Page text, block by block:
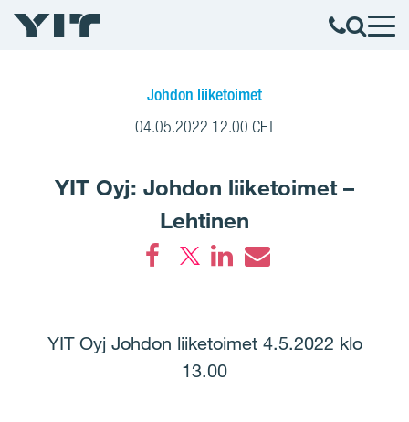
Johdon liiketoimet
04.05.2022 12.00 CET
YIT Oyj: Johdon liiketoimet –
Lehtinen
YIT Oyj Johdon liiketoimet 4.5.2022 klo
13.00